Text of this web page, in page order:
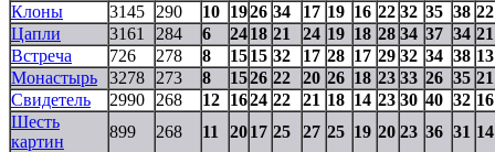
Клоны 3145 290 10 1926 34 17 19 16 22 32 35 38 22
Цапли
3161 284 6 2418 21 24 19 18 28 34 37 34 21
Встреча
726 278 8 1515 32 17 28 17 29 32 34 38 13
Монастырь
3278 273 8 1526 22 20 26 18 23 33 26 35 21
Свидетель
2990 268 12 1624 22 21 18 14 23 30 40 32 16
Шесть
картин
899 268 11 2017 25 27 25 19 20 23 36 31 14